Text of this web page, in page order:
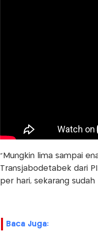
“Mungkin lima sampai
Transjabodetabek dari
per hari, sekarang
Baca Juga: